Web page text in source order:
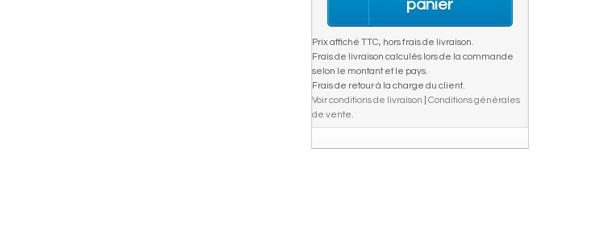
panier
Prix affiché TTC, hors frais de livraison.
Frais de livraison calculés lors de la commande
selon le montant et le pays.
Frais de retour à la charge du client.
Voir conditions de livraison
Conditions générales
de vente